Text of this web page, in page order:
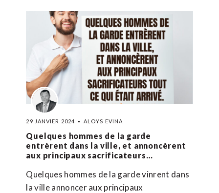
29 JANVIER 2024 ALOYS EVINA
Quelques hommes de la garde
entrèrent dans la ville, et annoncèrent
aux principaux sacrificateurs…
Quelques hommes de la garde vinrent dans
la ville annoncer aux principaux